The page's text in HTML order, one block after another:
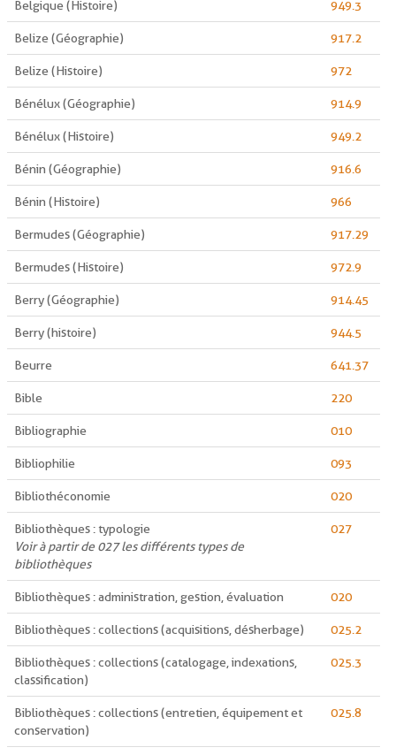
Belgique (Histoire) 949.3
Belize (Géographie) 917.2
Belize (Histoire) 972
Bénélux (Géographie) 914.9
Bénélux (Histoire) 949.2
Bénin (Géographie) 916.6
Bénin (Histoire) 966
Bermudes (Géographie) 917.29
Bermudes (Histoire) 972.9
Berry (Géographie) 914.45
Berry (histoire) 944.5
Beurre 641.37
Bible 220
Bibliographie 010
Bibliophilie 093
Bibliothéconomie 020
Bibliothèques : typologie
Voir à partir de 027 les différents types de
bibliothèques
027
Bibliothèques : administration, gestion, évaluation 020
Bibliothèques : collections (acquisitions, désherbage) 025.2
Bibliothèques : collections (catalogage, indexations,
classification)
025.3
Bibliothèques : collections (entretien, équipement et
conservation)
025.8